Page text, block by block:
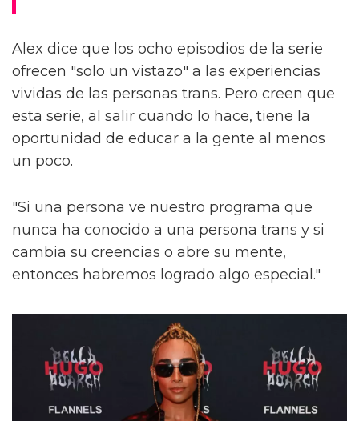
Alex dice que los ocho episodios de la serie
ofrecen "solo un vistazo" a las experiencias
vividas de las personas trans. Pero creen que
esta serie, al salir cuando lo hace, tiene la
oportunidad de educar a la gente al menos
un poco.
"Si una persona ve nuestro programa que
nunca ha conocido a una persona trans y si
cambia su creencias o abre su mente,
entonces habremos logrado algo especial."